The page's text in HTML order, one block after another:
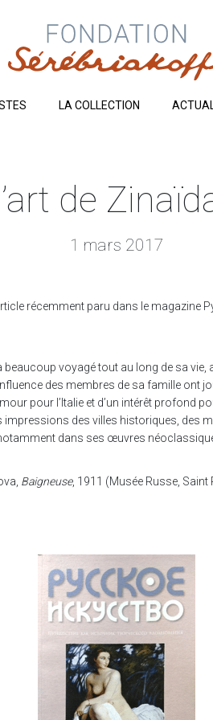
LA COLLECTION
de
1 mars 2017
récemment paru dans le magazine
voyagé tout au long de sa
des membres de sa famille ont
pour l’Italie et d’un intérêt profond
des villes historiques, des
dans ses œuvres
Baigneuse, 1911 (Musée Russe,